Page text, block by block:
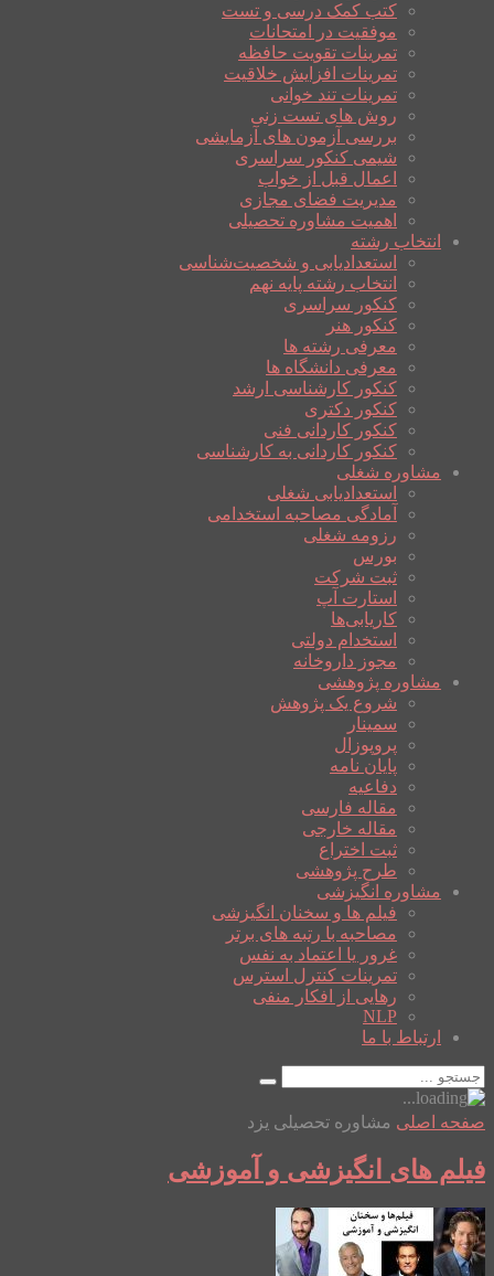
کتب کمک درسی و تست
موفقیت در امتحانات
تمرینات تقویت حافظه
تمرینات افزایش خلاقیت
تمرینات تند خوانی
روش های تست زنی
بررسی آزمون های آزمایشی
شیمی کنکور سراسری
اعمال قبل از خواب
مدیریت فضای مجازی
اهمیت مشاوره تحصیلی
انتخاب رشته
استعدادیابی و شخصیت‌شناسی
انتخاب رشته پایه نهم
کنکور سراسری
کنکور هنر
معرفی رشته ها
معرفی دانشگاه ها
کنکور کارشناسی ارشد
کنکور دکتری
کنکور کاردانی فنی
کنکور کاردانی به کارشناسی
مشاوره شغلی
استعدادیابی شغلی
آمادگی مصاحبه استخدامی
رزومه شغلی
بورس
ثبت شرکت
استارت آپ
کاریابی‌ها
استخدام دولتی
مجوز داروخانه
مشاوره پژوهشی
شروع یک پژوهش
سمینار
پروپوزال
پایان نامه
دفاعیه
مقاله فارسی
مقاله خارجی
ثبت اختراع
طرح پژوهشی
مشاوره انگیزشی
فیلم ها و سخنان انگیزشی
مصاحبه با رتبه های برتر
غرور یا اعتماد به نفس
تمرینات کنترل استرس
رهایی از افکار منفی
NLP
ارتباط با ما
صفحه اصلی مشاوره تحصیلی یزد
فیلم های انگیزشی و آموزشی